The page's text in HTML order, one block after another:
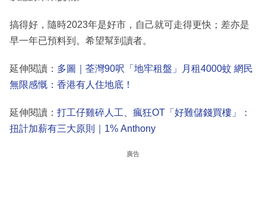
搞得好，隨時2023年是好市，自己就可走得更快；差亦是
早一年已預料到。希望幫到讀者。
延伸閱讀： 多圖｜荃灣90呎「地牢租盤」月租4000蚊 網民
無限感慨：香港有人住地底！
延伸閱讀： 打工仔雞碎人工、瘋狂OT「好難儲錢買樓」：
扭計加薪有三大原則｜1% Anthony
廣告